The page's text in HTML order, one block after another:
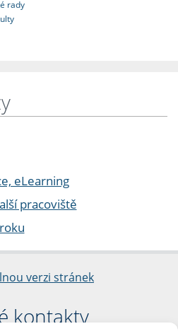
rady
eLearning
pracoviště
verzi stránek
kontakty